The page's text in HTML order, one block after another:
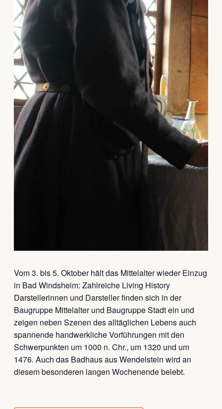
Vom 3. bis 5. Oktober hält das Mittelalter wieder Einzug
in Bad Windsheim: Zahlreiche Living History
Darstellerinnen und Darsteller finden sich in der
Baugruppe Mittelalter und Baugruppe Stadt ein und
zeigen neben Szenen des alltäglichen Lebens auch
spannende handwerkliche Vorführungen mit den
Schwerpunkten um 1000 n. Chr., um 1320 und um
1476. Auch das Badhaus aus Wendelstein wird an
diesem besonderen langen Wochenende belebt.